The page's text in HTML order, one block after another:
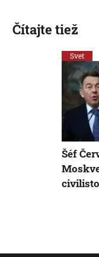
Čítajte tiež
Svet
Šéf